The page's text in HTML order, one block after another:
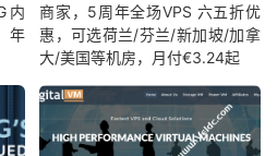
内
年
商家，5周年全场VPS 六五折优
惠，可选荷兰/芬兰/新加坡/加拿
大/美国等机房，月付€3.24起